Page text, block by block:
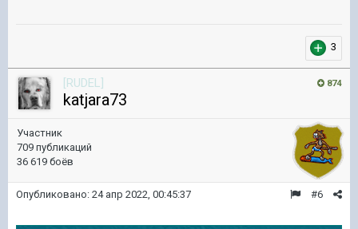
3
874
[RUDEL]
katjara73
Участник
709 публикаций
36 619 боёв
#6
Опубликовано: 24 апр 2022, 00:45:37